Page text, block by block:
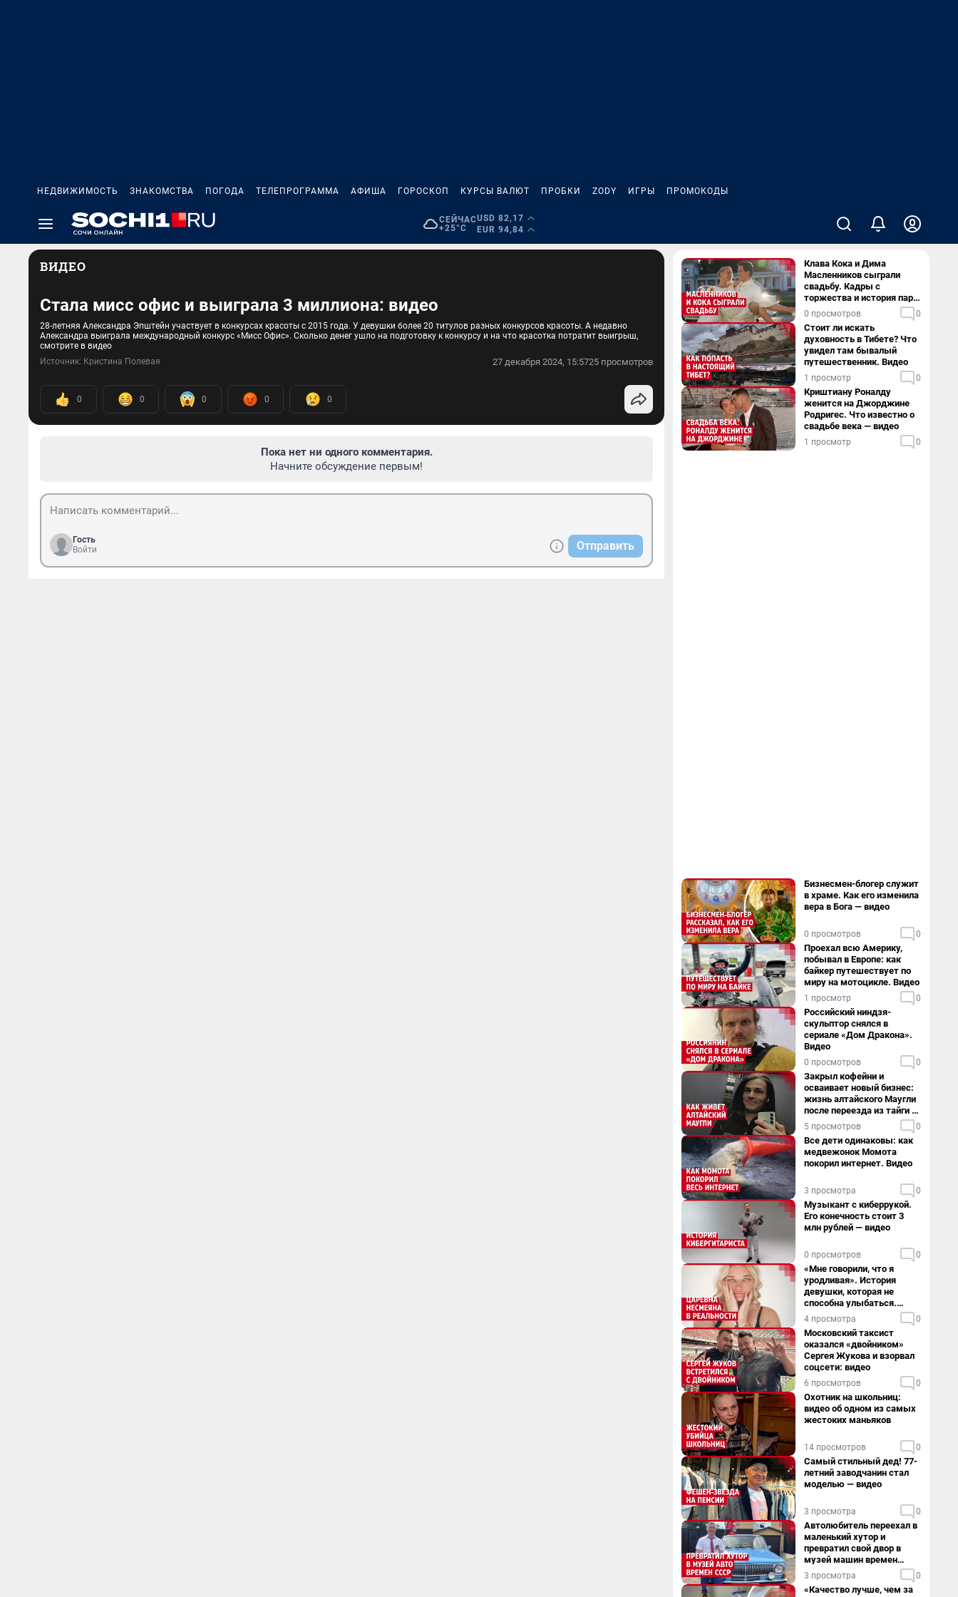
НЕДВИЖИМОСТЬ ЗНАКОМСТВА ПОГОДА ТЕЛЕПРОГРАММА АФИША ГОРОСКОП КУРСЫ ВАЛЮТ ПРОБКИ ZODY ИГРЫ ПРОМОКОДЫ
СЕЙЧАС
+25°C
USD 82,17
EUR 94,84
ВИДЕО
Стала мисс офис и выиграла 3 миллиона: видео
28-летняя Александра Эпштейн участвует в конкурсах красоты с 2015 года. У девушки более 20 титулов разных конкурсов красоты. А недавно
Александра выиграла международный конкурс «Мисс Офис». Сколько денег ушло на подготовку к конкурсу и на что красотка потратит выигрыш,
смотрите в видео
Источник: Кристина Полевая 27 декабря 2024, 15:5725 просмотров
0 0 0 0 0
Пока нет ни одного комментария.
Начните обсуждение первым!
Гость
Войти
Отправить
Клава Кока и Дима
Масленников сыграли
свадьбу. Кадры с
торжества и история пары
— в видео
0 просмотров 0
Стоит ли искать
духовность в Тибете? Что
увидел там бывалый
путешественник. Видео
1 просмотр 0
Криштиану Роналду
женится на Джорджине
Родригес. Что известно о
свадьбе века — видео
1 просмотр 0
Бизнесмен-блогер служит
в храме. Как его изменила
вера в Бога — видео
0 просмотров 0
Проехал всю Америку,
побывал в Европе: как
байкер путешествует по
миру на мотоцикле. Видео
1 просмотр 0
Российский ниндзя-
скульптор снялся в
сериале «Дом Дракона».
Видео
0 просмотров 0
Закрыл кофейни и
осваивает новый бизнес:
жизнь алтайского Маугли
после переезда из тайги в
столицу
5 просмотров 0
Все дети одинаковы: как
медвежонок Момота
покорил интернет. Видео
3 просмотра 0
Музыкант с киберрукой.
Его конечность стоит 3
млн рублей — видео
0 просмотров 0
«Мне говорили, что я
уродливая». История
девушки, которая не
способна улыбаться.
Видео
4 просмотра 0
Московский таксист
оказался «двойником»
Сергея Жукова и взорвал
соцсети: видео
6 просмотров 0
Охотник на школьниц:
видео об одном из самых
жестоких маньяков
14 просмотров 0
Самый стильный дед! 77-
летний заводчанин стал
моделью — видео
3 просмотра 0
Автолюбитель переехал в
маленький хутор и
превратил свой двор в
музей машин времен
СССР. Видео
3 просмотра 0
«Качество лучше, чем за